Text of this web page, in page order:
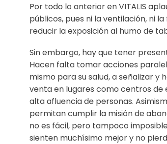
Por todo lo anterior en VITALIS
públicos, pues ni la ventilación, ni
reducir la exposición al humo de
Sin embargo, hay que tener
Hacen falta tomar acciones
mismo para su salud, a señalizar
venta en lugares como centros de
alta afluencia de personas.
permitan cumplir la misión de
no es fácil, pero tampoco
sienten muchísimo mejor y no